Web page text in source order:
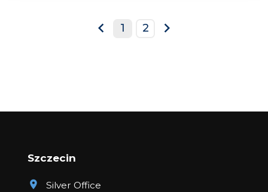
prev
1 2
next
Szczecin
Silver Office